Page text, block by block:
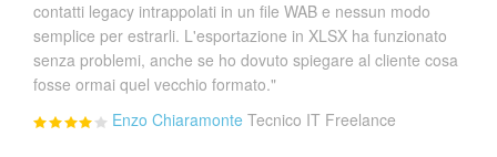
contatti legacy intrappolati in un file WAB e nessun modo
semplice per estrarli. L'esportazione in XLSX ha funzionato
senza problemi, anche se ho dovuto spiegare al cliente cosa
fosse ormai quel vecchio formato."
Enzo Chiaramonte Tecnico IT Freelance